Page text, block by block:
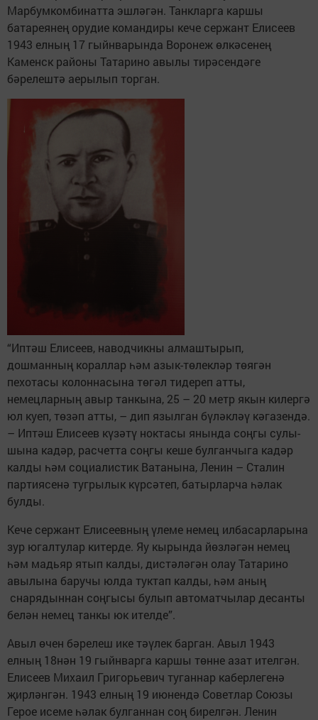
Марбумкомбинатта эшләгән. Танк­ларга каршы
батареянең орудие командиры кече сержант Елисеев
1943 ел­ның 17 гыйнварында Воронеж өлкәсенең
Каменск районы Татарино авылы тирәсендәге
бәрелештә аерылып ­торган.
“Иптәш Елисеев, наводчикны алмаштырып,
дошманның кораллар һәм азык-төлекләр төягән
пехотасы колоннасына төгәл тидереп атты,
немецларның авыр танкына, 25 – 20 метр якын килергә
юл куеп, төзәп атты, – дип язылган бүләкләү кәгазендә.
– Иптәш Елисеев күзәтү ноктасы янында соңгы сулы­
шына кадәр, расчетта соңгы кеше булганчыга кадәр
калды һәм социалистик Ватанына, Ленин – Сталин
партиясенә тугрылык күрсәтеп, батырларча һәлак
булды.
Кече сержант Елисеев­ның үлеме немец илбасарларына
зур югалтулар китерде. Яу кырында йөзләгән немец
һәм мадьяр ятып калды, дистәләгән олау Татарино
авылына баручы юлда туктап калды, һәм аның
снарядыннан соңгысы булып автоматчылар десанты
белән немец танкы юк ителде”.
Авыл өчен бәрелеш ике тәүлек барган. Авыл 1943
елның 18нән 19 гыйнварга кар­шы төнне азат ителгән.
Елисеев Михаил Григорьевич туганнар кабер­легенә
җирләнгән. 1943 елның 19 июнендә Советлар Союзы
Герое исеме һәлак булганнан соң бирелгән. Ленин